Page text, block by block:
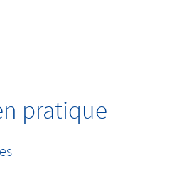
pratique